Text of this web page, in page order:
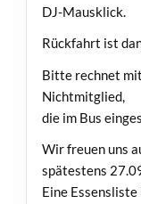
DJ-Mausklick.
Rückfahrt ist
Bitte rechnet
Nichtmitglied,
die im Bus
Wir freuen uns
spätestens
Eine